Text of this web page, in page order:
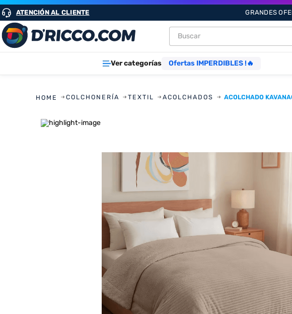
ATENCIÓN AL CLIENTE GRANDES
Buscar
Ver categorías Ofertas IMPERDIBLES !🔥
COLCHONERÍA TEXTIL ACOLCHADOS ACOLCHADO
TÉRMINOS MÁS BUSCADOS
1. heladeras
8. freidora aire
cocina
10 placard